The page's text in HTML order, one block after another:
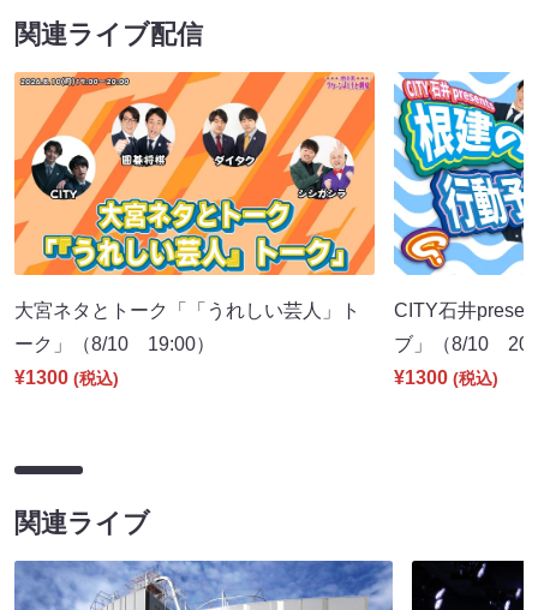
関連ライブ配信
大宮ネタとトーク「「うれしい芸人」ト
ーク」（8/10 19:00）
¥1300 (税込)
CITY石井
ブ」（8/10
¥1300 (税込)
関連ライブ